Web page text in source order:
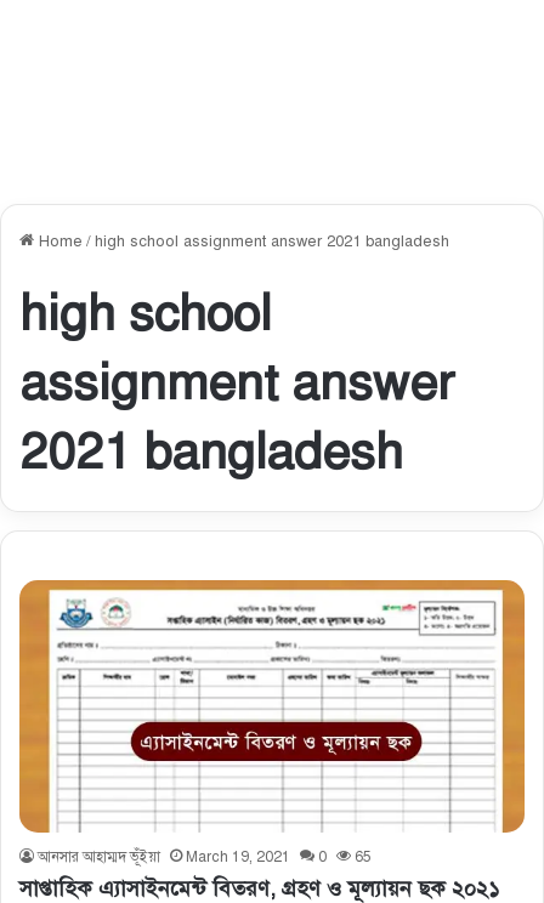
Home /high school assignment answer 2021 bangladesh
high school
assignment answer
2021 bangladesh
আনসার আহাম্মদ ভূঁইয়া March 19, 2021 0 65
সাপ্তাহিক এ্যাসাইনমেন্ট বিতরণ, গ্রহণ ও মূল্যায়ন ছক ২০২১